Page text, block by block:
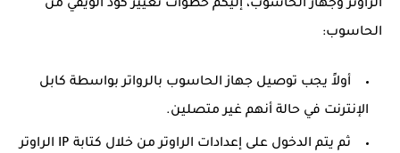
الراوتر وجهاز الحاسوب، إليكم خطوات تغيير كود الويفي من
الحاسوب:
أولاً يجب توصيل جهاز الحاسوب بالرواتر بواسطة كابل
الإنترنت في حالة أنهم غير متصلين.
ثم يتم الدخول على إعدادات الراوتر من خلال كتابة IP الراوتر